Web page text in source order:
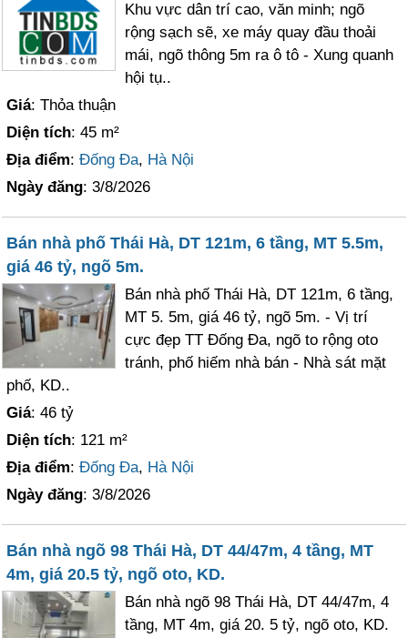
Khu vực dân trí cao, văn minh; ngõ
rộng sạch sẽ, xe máy quay đầu thoải
mái, ngõ thông 5m ra ô tô - Xung quanh
hội tụ..
Giá: Thỏa thuận
Diện tích: 45 m²
Địa điểm:Đống Đa, Hà Nội
Ngày đăng: 3/8/2026
Bán nhà phố Thái Hà, DT 121m, 6 tầng, MT 5.5m,
giá 46 tỷ, ngõ 5m.
Bán nhà phố Thái Hà, DT 121m, 6 tầng,
MT 5. 5m, giá 46 tỷ, ngõ 5m. - Vị trí
cực đẹp TT Đống Đa, ngõ to rộng oto
tránh, phố hiếm nhà bán - Nhà sát mặt
phố, KD..
Giá: 46 tỷ
Diện tích: 121 m²
Địa điểm:Đống Đa, Hà Nội
Ngày đăng: 3/8/2026
Bán nhà ngõ 98 Thái Hà, DT 44/47m, 4 tầng, MT
4m, giá 20.5 tỷ, ngõ oto, KD.
Bán nhà ngõ 98 Thái Hà, DT 44/47m, 4
tầng, MT 4m, giá 20. 5 tỷ, ngõ oto, KD.